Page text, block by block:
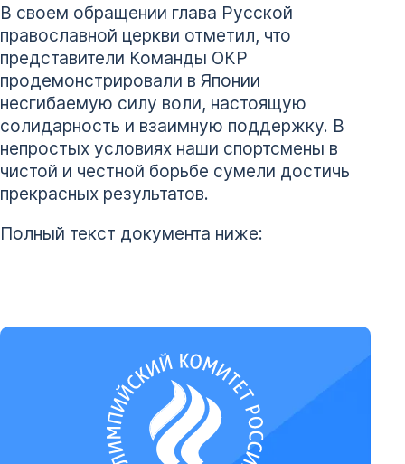
В своем обращении глава Русской
православной церкви отметил, что
представители Команды ОКР
продемонстрировали в Японии
несгибаемую силу воли, настоящую
солидарность и взаимную поддержку. В
непростых условиях наши спортсмены в
чистой и честной борьбе сумели достичь
прекрасных результатов.
Полный текст документа ниже: